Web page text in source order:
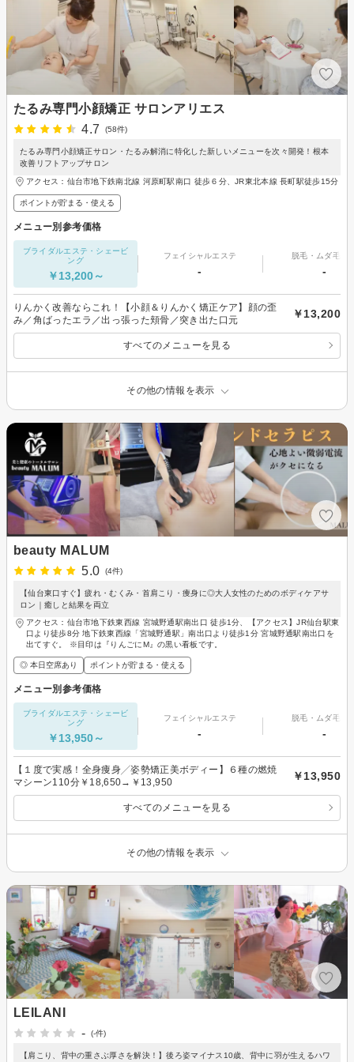
たるみ専門小顔矯正 サロンアリエス
4.7
(58件)
たるみ専門小顔矯正サロン・たるみ解消に特化した新しいメニューを次々開発！根本
改善リフトアップサロン
アクセス：仙台市地下鉄南北線 河原町駅南口 徒歩６分、JR東北本線 長町駅徒歩15分
ポイントが貯まる・使える
メニュー別参考価格
ブライダルエステ・シェービ
ング
￥13,200～
フェイシャルエステ
-
脱毛・ムダ毛処
-
りんかく改善ならこれ！【小顔＆りんかく矯正ケア】顔の歪
み／角ばったエラ／出っ張った頬骨／突き出た口元
￥13,200
すべてのメニューを見る
その他の情報を表示
beauty MALUM
5.0
(4件)
【仙台東口すぐ】疲れ・むくみ・首肩こり・痩身に◎大人女性のためのボディケアサ
ロン｜癒しと結果を両立
アクセス：仙台市地下鉄東西線 宮城野通駅南出口 徒歩1分、【アクセス】JR仙台駅東
口より徒歩8分 地下鉄東西線「宮城野通駅」南出口より徒歩1分 宮城野通駅南出口を
出てすぐ。 ※目印は『りんごにM』の黒い看板です。
◎ 本日空席あり ポイントが貯まる・使える
メニュー別参考価格
ブライダルエステ・シェービ
ング
￥13,950～
フェイシャルエステ
-
脱毛・ムダ毛処
-
【１度で実感！全身痩身╱姿勢矯正美ボディー】６種の燃焼
マシーン110分￥18,650→￥13,950
￥13,950
すべてのメニューを見る
その他の情報を表示
LEILANI
-
(-件)
【肩こり、背中の重さぶ厚さを解決！】後ろ姿マイナス10歳、背中に羽が生えるハワ